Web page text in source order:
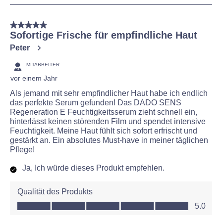
von
14
Bewertungen
5 von 5 Sternen.
Sofortige Frische für empfindliche Haut
Peter
MITARBEITER
vor einem Jahr
Als jemand mit sehr empfindlicher Haut habe ich endlich
das perfekte Serum gefunden! Das DADO SENS
Regeneration E Feuchtigkeitsserum zieht schnell ein,
hinterlässt keinen störenden Film und spendet intensive
Feuchtigkeit. Meine Haut fühlt sich sofort erfrischt und
gestärkt an. Ein absolutes Must-have in meiner täglichen
Pflege!
Ja, Ich würde dieses Produkt empfehlen.
Qualität des Produkts
Qualität des Produkts, 5.0 von 5
5.0